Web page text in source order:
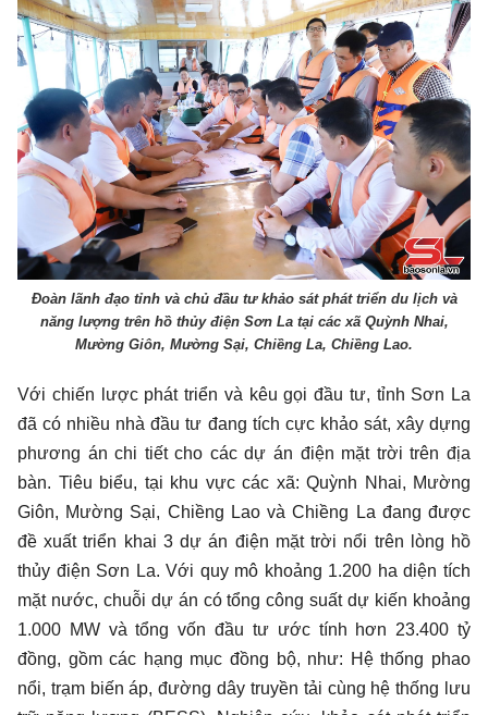
Đoàn lãnh đạo tỉnh và chủ đầu tư khảo sát phát triển du lịch và
năng lượng trên hồ thủy điện Sơn La tại các xã Quỳnh Nhai,
Mường Giôn, Mường Sại, Chiềng La, Chiềng Lao.
Với chiến lược phát triển và kêu gọi đầu tư, tỉnh Sơn La
đã có nhiều nhà đầu tư đang tích cực khảo sát, xây dựng
phương án chi tiết cho các dự án điện mặt trời trên địa
bàn. Tiêu biểu, tại khu vực các xã: Quỳnh Nhai, Mường
Giôn, Mường Sại, Chiềng Lao và Chiềng La đang được
đề xuất triển khai 3 dự án điện mặt trời nổi trên lòng hồ
thủy điện Sơn La. Với quy mô khoảng 1.200 ha diện tích
mặt nước, chuỗi dự án có tổng công suất dự kiến khoảng
1.000 MW và tổng vốn đầu tư ước tính hơn 23.400 tỷ
đồng, gồm các hạng mục đồng bộ, như: Hệ thống phao
nổi, trạm biến áp, đường dây truyền tải cùng hệ thống lưu